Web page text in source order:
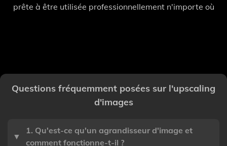
prête à être utilisée professionnellement n'importe où
Questions fréquemment posées sur l'upscaling
d'images
▼
1. Qu'est-ce qu'un agrandisseur d'image et
comment fonctionne-t-il ?